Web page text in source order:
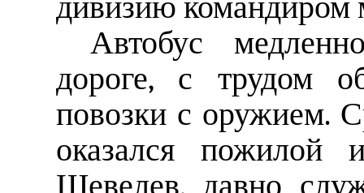
дивизию командиром
Автобус
дороге, с трудом
повозки с оружием.
оказался